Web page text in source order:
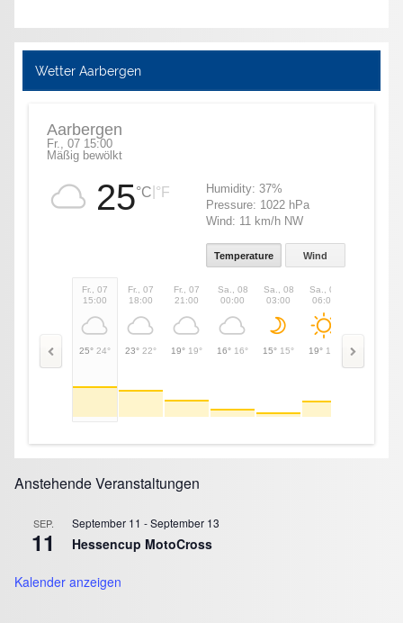
Wetter Aarbergen
Aarbergen
Fr., 07 15:00
Mäßig bewölkt
25°C °F Humidity: 37%
Pressure: 1022 hPa
Wind: 11 km/h NW
Temperature Wind
Fr., 07
15:00
25° 24°
Fr., 07
18:00
23° 22°
Fr., 07
21:00
19° 19°
Sa., 08
00:00
16° 16°
Sa., 08
03:00
15° 15°
Sa., 08
06:00
19° 19° 24°
Anstehende Veranstaltungen
SEP.
11
September 11 -September 13
Hessencup MotoCross
Kalender anzeigen